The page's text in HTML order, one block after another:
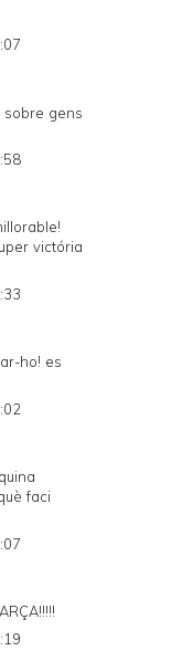
sobre gens
victória
ho! es
faci